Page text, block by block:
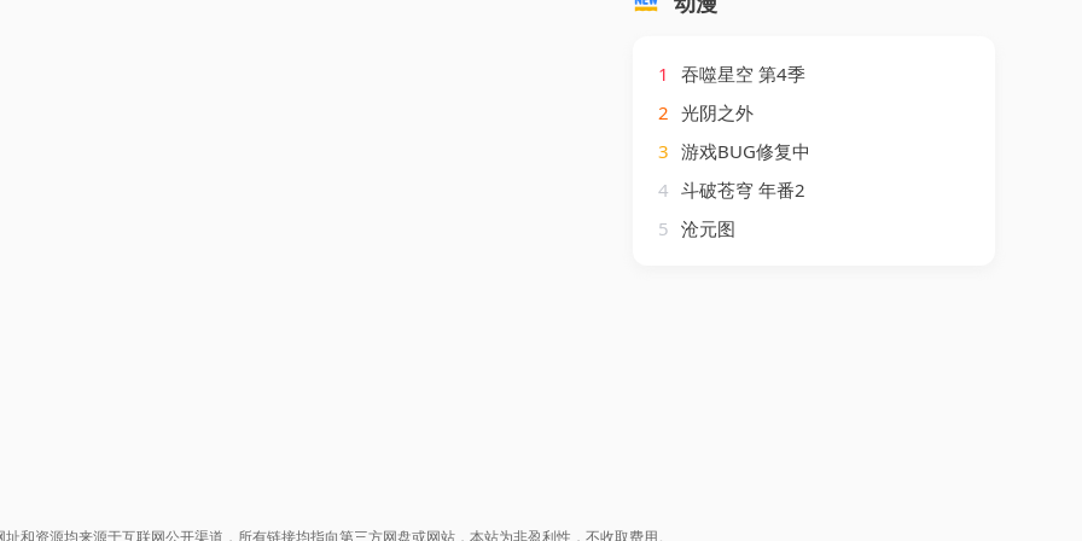
1
吞噬星空 第4季
2 光阴之外
3 游戏BUG修复中
4 斗破苍穹 年番2
5 沧元图
和资源均来源于互联网公开渠道，所有链接均指向第三方网盘或网站，本站为非盈利性，不收取费用。